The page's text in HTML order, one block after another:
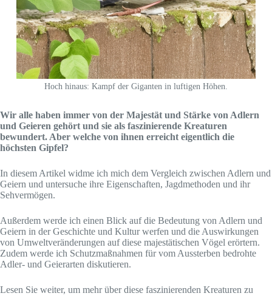
Hoch hinaus: Kampf der Giganten in luftigen Höhen.
Wir alle haben immer von der Majestät und Stärke von Adlern
und Geieren gehört und sie als faszinierende Kreaturen
bewundert. Aber welche von ihnen erreicht eigentlich die
höchsten Gipfel?
In diesem Artikel widme ich mich dem Vergleich zwischen Adlern und
Geiern und untersuche ihre Eigenschaften, Jagdmethoden und ihr
Sehvermögen.
Außerdem werde ich einen Blick auf die Bedeutung von Adlern und
Geiern in der Geschichte und Kultur werfen und die Auswirkungen
von Umweltveränderungen auf diese majestätischen Vögel erörtern.
Zudem werde ich Schutzmaßnahmen für vom Aussterben bedrohte
Adler- und Geierarten diskutieren.
Lesen Sie weiter, um mehr über diese faszinierenden Kreaturen zu